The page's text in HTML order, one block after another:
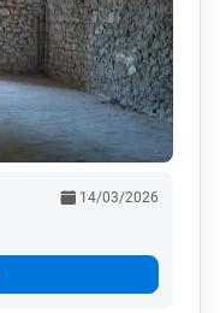
14/03/2026